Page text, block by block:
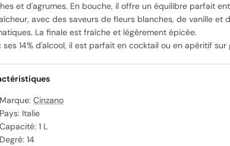
et d'agrumes. En bouche, il offre un équilibre parfait
avec des saveurs de fleurs blanches, de vanille et
La finale est fraîche et légèrement épicée.
ses 14% d'alcool, il est parfait en cocktail ou en apéritif sur
Marque: Cinzano
Pays: Italie
Capacité: 1 L
Degré: 14